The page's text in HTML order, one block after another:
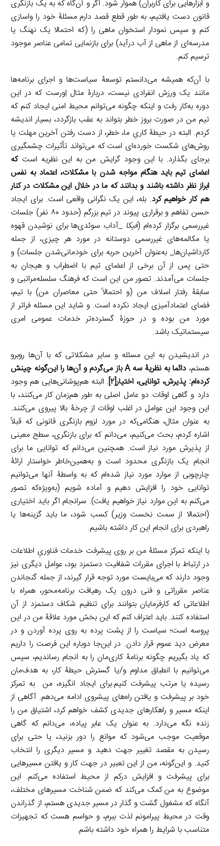
و ابزارهایی برای کاربران) هموار شود. اگر و آن‌گاه که به یک بازنگری
قانون دست یافتیم، به طور قطع قصد دارم مسئلۀ خود را واسازی
کنم و سپس نمودار استخوان ماهی را (که احتمالا یک نهنگ یا
مدرسه‌ای از ماهی از آب درآید) برای بازنمایی تمامی عناصر موجود
ترسیم کنم.
با آن‌که همیشه می‌دانستم توسعۀ سیاست‌ها و اجرای برنامه‌ها
مانند یک ورزش انفرادی نیست، دربارۀ مثال اِورست که در این
دوره به‌کار رفت و اینکه چگونه می‌توانم محیط امنی ایجاد کنم که
تیم من در صورت بروز خطر بتواند به عقب بازگردد، بسیار اندیشه
کردم. البته در حیطۀ کاریِ ما، خطر، از دست رفتن آخرین مهلت یا
روش‌های شکست خورده‌ای است که می‌تواند تأثیرات چشمگیری
برجای بگذارد. با این وجود گرایش من به این نظریه استکه
اعضای تیم بایدهنگام مواجه شدن با مشکلات، اعتماد به نفس
ابراز نظر داشته باشند و بدانند که ما در خلال این مشکلات در کنار
هم کار خواهیم کرد. بله، این یک نگرانی واقعی است. برای ایجاد
حسن تفاهم و برقراری پیوند در تیم بزرگم (حدود ۸۰ نفر) جلسات
غیررسمی برگزار کرده‌ام (فیکا _آداب سوئدی‌ها برای نوشیدن قهوه
یا مکالمه‌ها‌ی غیررسمی دوستانه در مورد هر چیزی، از جمله
کارداشیان‌ها_ ‌به‌عنوان آخرین حربه‌ برای خودمانی‌شدن جلسات) و
حتی پس از آن برخی از اعضای تیم با اضطراب و هیجان به
جلسات می‌آمدند. تصور من این است که فرهنگ سلسله‌مراتبی و
سابقۀ رفتار اسلاف من (و احتمالاً حتی معاصران من) با تیم،
فضای اعتمادآمیزی ایجاد نکرده است. و شاید این مسئله فراتر از
مورد من بوده و در حوزۀ گسترده‌تر خدمات عمومی امری
سیستماتیک باشد.
در اندیشیدن به این مسئله و سایر مشکلاتی که با آن‌ها روبرو
هستم، دائما به نظریۀ سهA باز می‌گردم و آن‌ها را این‌گونه چینش
کرده‌ام: پذیرش، توانایی، اختیار[۲] . البته هم‌پوشانی‌هایی هم وجود
دارد و گاهی اوقات دو عامل اصلی به طور هم‌زمان کار می‌کنند، با
این وجود این عوامل در اغلب اوقات از چرخۀ بالا پیروی می‌کنند.
به عنوان مثال، هنگامی‌که در مورد لزوم بازنگری قانونی که قبلاً
اشاره کردم، بحث می‌کنیم، می‌دانم که برای بازنگری، سطح معینی
از پذیرش مورد نیاز است. همچنین می‌دانم که توانایی‌ ما برای
انجام یک بازنگری محدود است و به‌همین‌خاطر خواستار ارائۀ
چارچوبی از موارد مورد نیاز شده‌ام که به واسطۀ آنها می‌توانیم
توانایی خود را افزایش دهیم و آماده شویم (به‌ویژه‌که تصور
می‌کنم به این موارد نیاز خواهیم یافت). سرانجام اگر باید اختیاری
(احتمالا از سمت نخست وزیر) کسب شود، ما باید گزینه‌ها یا
راهبردی برای انجام این کار داشته باشیم.
با اینکه تمرکز مسئلۀ من بر روی پیشرفت خدمات فناوریِ اطلاعات
در ارتباط با اجرای مقررات شفافیت دستمزد بود، عوامل دیگری نیز
وجود دارند که می‌بایست مورد توجه قرار گیرند، از جمله گنجاندن
عناصر مقرراتی و فنی درون یک رهیافت برنامه‌محور، همراه با
اطلاعاتی که کارفرمایان بتوانند برای تنظیم شکاف دستمزد از آن
استفاده کنند. باید اعتراف کنم که این بخش مورد علاقۀ من در این
پروسه است؛ سیاست را از پشت پرده به روی پرده آوردن و در
معرض دید عموم قرار دادن. در این‌جا دوباره این فرصت را داریم
که یاد بگیریم چگونه برنامۀ کاری‌مان را به انجام رساندیم، سپس
می‌توانیم با انطباق مداوم و/یا گسترش حیطۀ کار، به هدف‌مان
رسیده یا مرتب پیشرفت کنیم.برای ایجاد انگیزه، من به تمرکز
خود بر پیشرفت و یافتن راه‌های پیشروی ادامه می‌دهم. آگاهی از
اینکه مسیر و راهکار‌های جدیدی کشف خواهم کرد، اشتیاق من را
زنده نگه می‌دارد. به عنوان یک عابر پیاده، می‌دانم که گاهی
موقعیت موجب می‌شود که موانع را دور بزنید، یا حتی برای
رسیدن به مقصد تغییر جهت دهید و مسیر دیگری را انتخاب
کنید. و این‌گونه، من از این تعبیر در جهت کار و یافتن مسیر‌هایی
برای پیشرفت و افزایش درکم از محیط استفاده می‌کنم. این
موضوع به من کمک می‌کند که ضمن شناخت مسیر‌های مختلف،
آنگاه که مشغول گشت و گذار در مسیر جدیدی هستم، از گذراندن
وقت در محیط پیرامونم لذت ببرم، و حواسم هست که تجهیزات
متناسب با شرایط را همراه خود داشته باشم.